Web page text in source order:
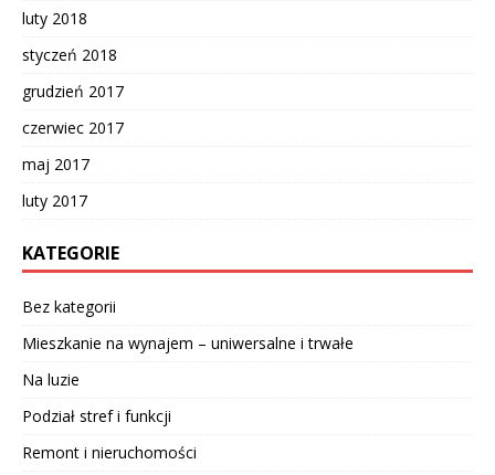
luty 2018
styczeń 2018
grudzień 2017
czerwiec 2017
maj 2017
luty 2017
KATEGORIE
Bez kategorii
Mieszkanie na wynajem – uniwersalne i trwałe
Na luzie
Podział stref i funkcji
Remont i nieruchomości